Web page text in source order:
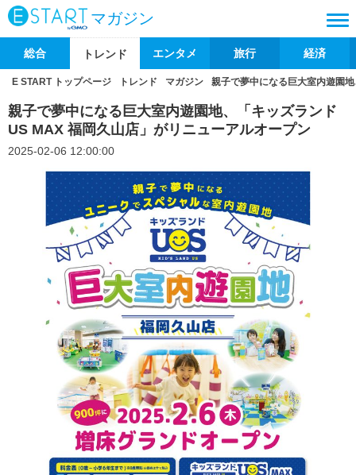
マガジン
総合 トレンド エンタメ 旅行 経済
E START トップページ トレンド マガジン 親子で夢中になる巨大室内遊園
親子で夢中になる巨大室内遊園地、「キッズランド
US MAX 福岡久山店」がリニューアルオープン
2025-02-06 12:00:00